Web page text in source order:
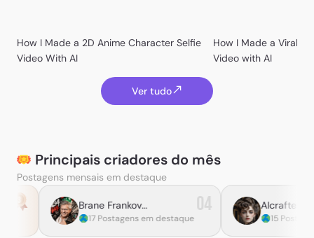
⪼ ᑕᕼᖇIᔕ ⪻
Kevin Yost
How I Made a 2D Anime Character Selfie
Video With AI
How I Made a Viral
Video with AI
Ver tudo
Principais criadores do mês
Postagens mensais em destaque
Brane Frankovic
17 Postagens em destaque
04 AIcraftedVisions
15 Postagens em destaque
05